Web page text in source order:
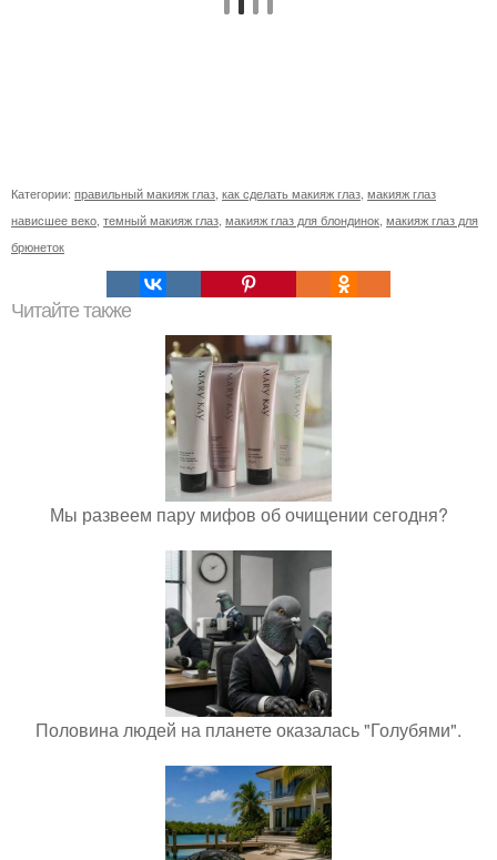
Категории: правильный макияж глаз как сделать макияж глаз макияж глаз
нависшее веко темный макияж глаз макияж глаз для блондинок макияж глаз для
брюнеток
Читайте также
Мы развеем пару мифов об очищении сегодня?
Половина людей на планете оказалась "Голубями".